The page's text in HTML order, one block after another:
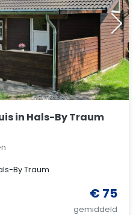
in Hals-By Traum
By Traum
€ 75
gemiddeld